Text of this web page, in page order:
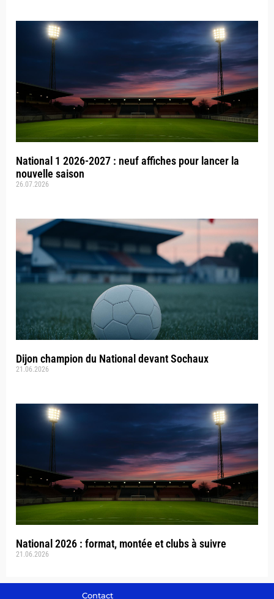
National 1 2026-2027 : neuf affiches pour lancer la
nouvelle saison
26.07.2026
Dijon champion du National devant Sochaux
21.06.2026
National 2026 : format, montée et clubs à suivre
21.06.2026
Contact